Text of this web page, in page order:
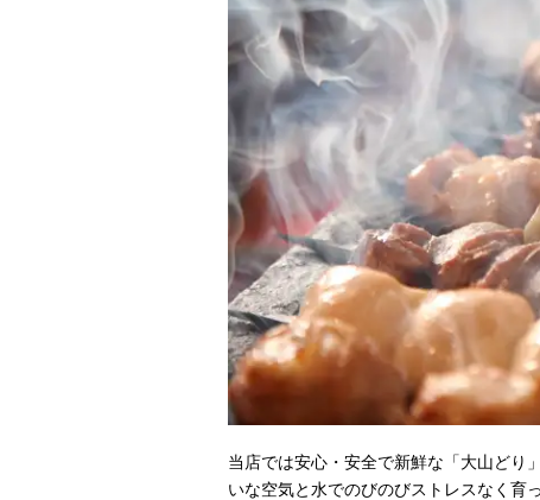
当店では安心・安全で新鮮な「大山どり
いな空気と水でのびのびストレスなく育